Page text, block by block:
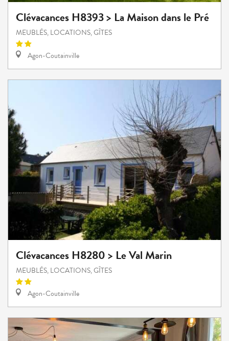
Clévacances H8393 > La Maison dans le Pré
MEUBLÉS, LOCATIONS, GÎTES
Agon-Coutainville
Clévacances H8280 > Le Val Marin
MEUBLÉS, LOCATIONS, GÎTES
Agon-Coutainville